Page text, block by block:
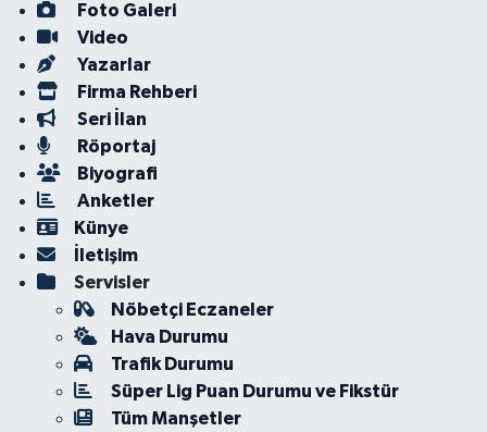
Foto Galeri
Video
Yazarlar
Firma Rehberi
Seri İlan
Röportaj
Biyografi
Anketler
Künye
İletişim
Servisler
Nöbetçi Eczaneler
Hava Durumu
Trafik Durumu
Süper Lig Puan Durumu ve Fikstür
Tüm Manşetler